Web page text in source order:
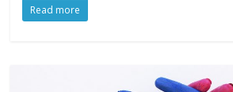
Read more